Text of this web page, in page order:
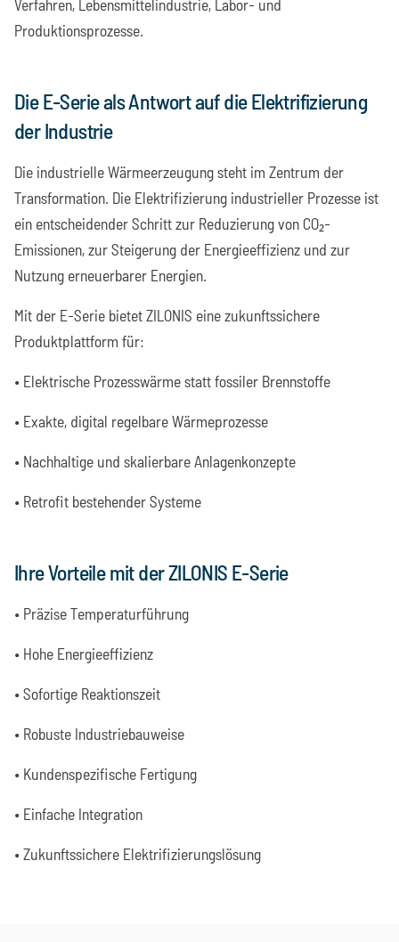
Verfahren, Lebensmittelindustrie, Labor- und
Produktionsprozesse.
Die E-Serie als Antwort auf die Elektrifizierung
der Industrie
Die industrielle Wärmeerzeugung steht im Zentrum der
Transformation. Die Elektrifizierung industrieller Prozesse ist
ein entscheidender Schritt zur Reduzierung von CO₂-
Emissionen, zur Steigerung der Energieeffizienz und zur
Nutzung erneuerbarer Energien.
Mit der E-Serie bietet ZILONIS eine zukunftssichere
Produktplattform für:
• Elektrische Prozesswärme statt fossiler Brennstoffe
• Exakte, digital regelbare Wärmeprozesse
• Nachhaltige und skalierbare Anlagenkonzepte
• Retrofit bestehender Systeme
Ihre Vorteile mit der ZILONIS E-Serie
• Präzise Temperaturführung
• Hohe Energieeffizienz
• Sofortige Reaktionszeit
• Robuste Industriebauweise
• Kundenspezifische Fertigung
• Einfache Integration
• Zukunftssichere Elektrifizierungslösung